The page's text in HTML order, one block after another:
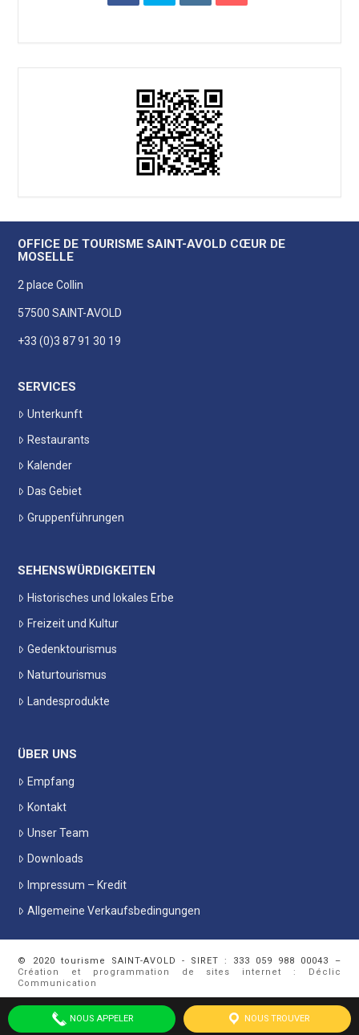
OFFICE DE TOURISME SAINT-AVOLD CŒUR DE
MOSELLE
2 place Collin
57500 SAINT-AVOLD
+33 (0)3 87 91 30 19
SERVICES
Unterkunft
Restaurants
Kalender
Das Gebiet
Gruppenführungen
SEHENSWÜRDIGKEITEN
Historisches und lokales Erbe
Freizeit und Kultur
Gedenktourismus
Naturtourismus
Landesprodukte
ÜBER UNS
Empfang
Kontakt
Unser Team
Downloads
Impressum – Kredit
Allgemeine Verkaufsbedingungen
© 2020 tourisme SAINT-AVOLD - SIRET : 333 059 988 00043 –
Création et programmation de sites internet : Déclic
Communication
NOUS APPELER NOUS TROUVER